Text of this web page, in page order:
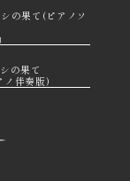
の果て(ピアノソ
の果て
伴奏版)